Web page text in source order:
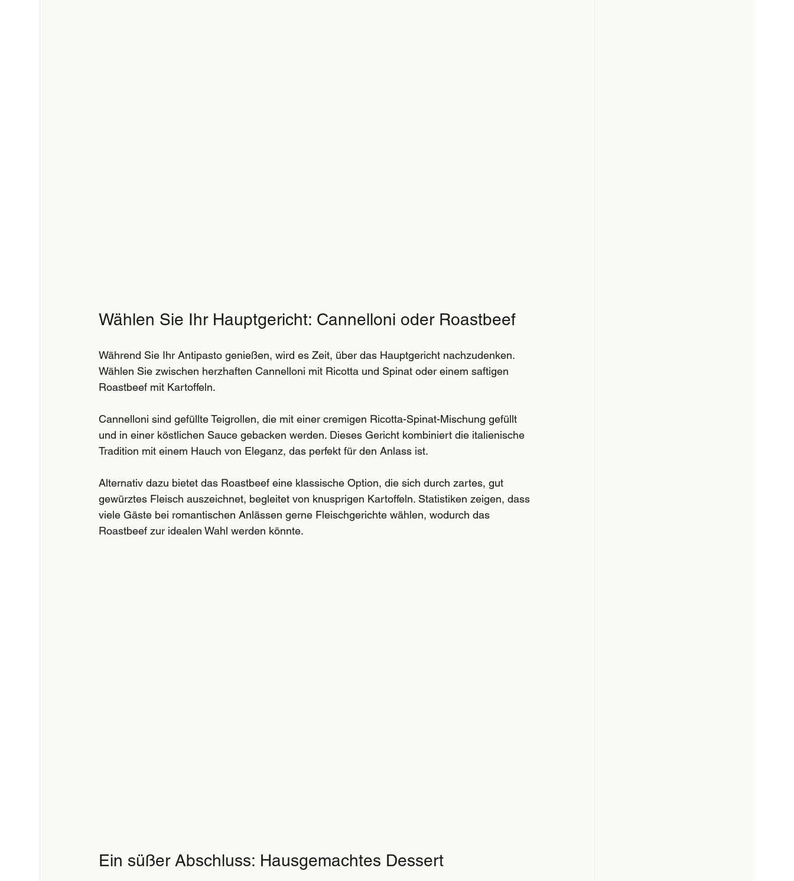
Wählen Sie Ihr Hauptgericht: Cannelloni oder Roastbeef
Während Sie Ihr Antipasto genießen, wird es Zeit, über das Hauptgericht nachzudenken.
Wählen Sie zwischen herzhaften Cannelloni mit Ricotta und Spinat oder einem saftigen
Roastbeef mit Kartoffeln.
Cannelloni sind gefüllte Teigrollen, die mit einer cremigen Ricotta-Spinat-Mischung gefüllt
und in einer köstlichen Sauce gebacken werden. Dieses Gericht kombiniert die italienische
Tradition mit einem Hauch von Eleganz, das perfekt für den Anlass ist.
Alternativ dazu bietet das Roastbeef eine klassische Option, die sich durch zartes, gut
gewürztes Fleisch auszeichnet, begleitet von knusprigen Kartoffeln. Statistiken zeigen, dass
viele Gäste bei romantischen Anlässen gerne Fleischgerichte wählen, wodurch das
Roastbeef zur idealen Wahl werden könnte.
Ein süßer Abschluss: Hausgemachtes Dessert